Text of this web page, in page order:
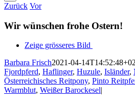
Zurück Vor
Wir wünschen frohe Ostern!
Zeige grösseres Bild
Barbara Frisch2021-04-
Fjordpferd, Haflinger, Huzule, Isländer,
Österreichisches Reitpony, Pinto
Warmblut, Weißer Barockesel|